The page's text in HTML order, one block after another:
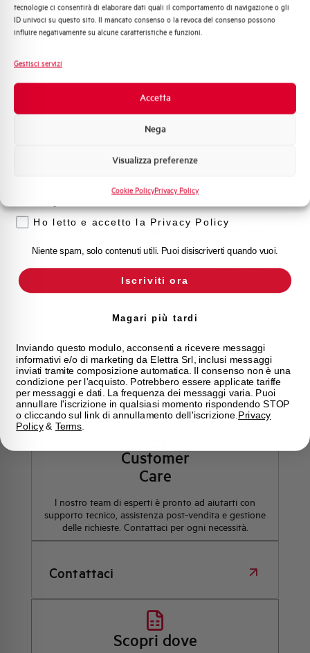
tecnologie ci consentirà di elaborare dati quali il comportamento di navigazione o gli
ID univoci su questo sito. Il mancato consenso o la revoca del consenso possono
influire negativamente su alcune caratteristiche e funzioni.
Gestisci servizi
Accetta
Nega
Visualizza preferenze
Cookie PolicyPrivacy Policy
Adatto al sezionamento
secondo EN 60947-2
SI
Temperatura di riferimento (°C)
Montaggio qualsiasi (tranne sottosopra)
Stato Acquistabile
Hai bisogno di supporto?
Customer
Care
l nostro team di esperti è pronto ad aiutarti con
supporto tecnico, assistenza post-vendita e gestione
delle richieste. Contattaci per ogni necessità.
Contattaci
Scopri dove
Distribuzione di Energia
Automazione Industriale
Sistema Quadri
Promozioni e offerte
Formazione tecnica
Voglio ricevere aggiornamenti, novità di
Ho letto e accetto la Privacy Policy
Niente spam, solo contenuti utili. Puoi disiscriverti quando vuoi.
Iscriviti ora
Magari più tardi
Inviando questo modulo, acconsenti a ricevere messaggi
informativi e/o di marketing da Elettra Srl, inclusi messaggi
inviati tramite composizione automatica. Il consenso non è una
condizione per l'acquisto. Potrebbero essere applicate tariffe
per messaggi e dati. La frequenza dei messaggi varia. Puoi
annullare l'iscrizione in qualsiasi momento rispondendo STOP
o cliccando sul link di annullamento dell'iscrizione. Privacy
Policy& Terms